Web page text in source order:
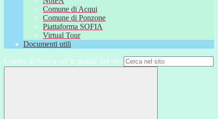
Comune di Acqui
Comune di Ponzone
Piattaforma SOFIA
Virtual Tour
Documenti utili
Campo di ricerca per le pagine del sito